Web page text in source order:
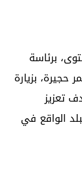
برئاسة
حجيرة، بزيارة
تعزيز
الواقع في